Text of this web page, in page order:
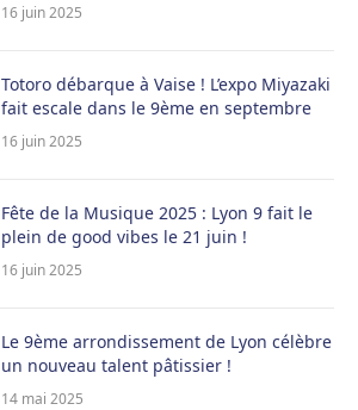
16 juin 2025
Totoro débarque à Vaise ! L’expo Miyazaki
fait escale dans le 9ème en septembre
16 juin 2025
Fête de la Musique 2025 : Lyon 9 fait le
plein de good vibes le 21 juin !
16 juin 2025
Le 9ème arrondissement de Lyon célèbre
un nouveau talent pâtissier !
14 mai 2025